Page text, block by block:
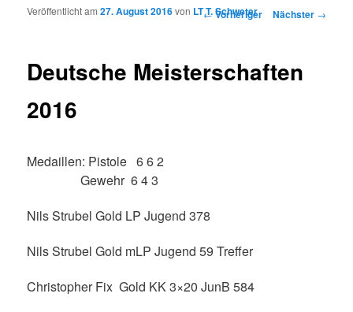
Beitragsnavigation
←Vorheriger Nächster →
Deutsche Meisterschaften
2016
Veröffentlicht am27. August 2016von LT T. Schweter
Medaillen: Pistole 6 6 2
Gewehr 6 4 3
Nils Strubel Gold LP Jugend 378
Nils Strubel Gold mLP Jugend 59 Treffer
Christopher Fix Gold KK 3×20 JunB 584